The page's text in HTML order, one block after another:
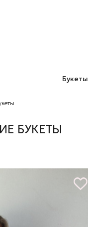
Букеты
БУКЕТЫ